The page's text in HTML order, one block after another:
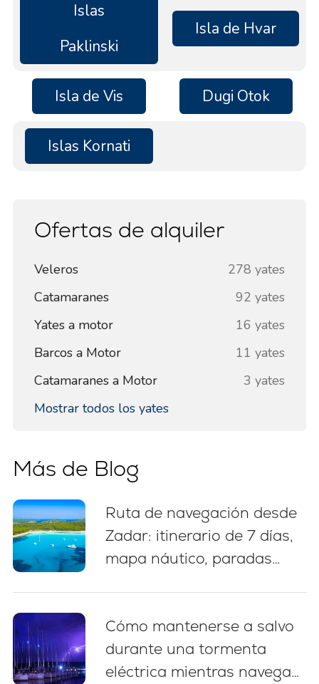
Islas
Paklinski
Isla de Hvar
Isla de Vis Dugi Otok
Islas Kornati
Ofertas de alquiler
Veleros
278 yates
Catamaranes
92 yates
Yates a motor
16 yates
Barcos a Motor
11 yates
Catamaranes a Motor
3 yates
Mostrar todos los yates
Más de Blog
Ruta de navegación desde
Zadar: itinerario de 7 días,
mapa náutico, paradas
Cómo mantenerse a salvo
durante una tormenta
eléctrica mientras navega